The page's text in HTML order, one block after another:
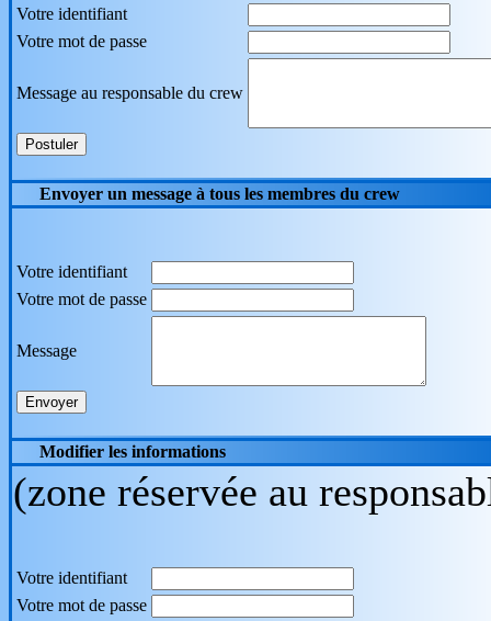
Votre identifiant
Votre mot de passe
Message au responsable du crew
Envoyer un message à tous les membres du crew
Votre identifiant
Votre mot de passe
Message
Modifier les informations
(zone réservée au
Votre identifiant
Votre mot de passe